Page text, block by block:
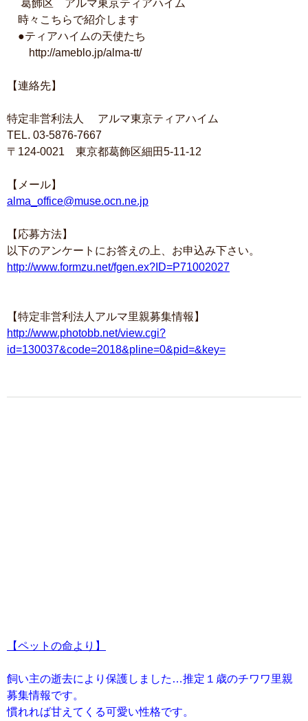
葛飾区 アルマ東京ティアハイム
時々こちらで紹介します
●ティアハイムの天使たち
http://ameblo.jp/alma-tt/
【連絡先】
特定非営利法人 アルマ東京ティアハイム
TEL. 03-5876-7667
〒124-0021 東京都葛飾区細田5-11-12
【メール】
alma_office@muse.ocn.ne.jp
【応募方法】
以下のアンケートにお答えの上、お申込み下さい。
http://www.formzu.net/fgen.ex?ID=P71002027
【特定非営利法人アルマ里親募集情報】
http://www.photobb.net/view.cgi?
id=130037&code=2018&pline=0&pid=&key=
【ペットの命より】
飼い主の逝去により保護しました…推定１歳のチワワ里親
募集情報です。
慣れれば甘えてくる可愛い性格です。